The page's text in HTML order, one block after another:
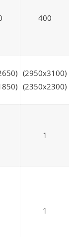
400
(2950x3100)
(2350x2300)
1
1